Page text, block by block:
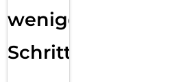
wenigen
Schritten